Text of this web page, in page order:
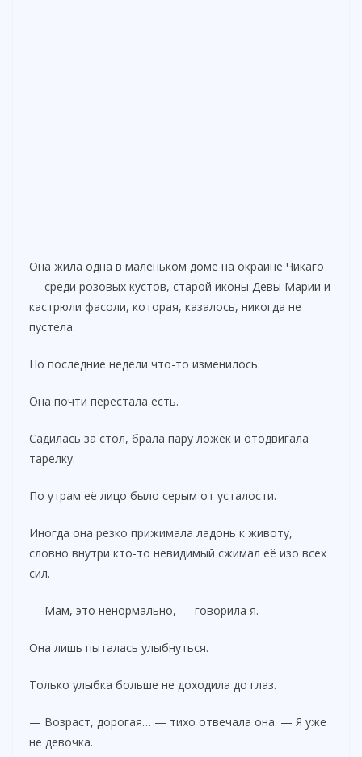
Она жила одна в маленьком доме на окраине Чикаго
— среди розовых кустов, старой иконы Девы Марии и
кастрюли фасоли, которая, казалось, никогда не
пустела.
Но последние недели что-то изменилось.
Она почти перестала есть.
Садилась за стол, брала пару ложек и отодвигала
тарелку.
По утрам её лицо было серым от усталости.
Иногда она резко прижимала ладонь к животу,
словно внутри кто-то невидимый сжимал её изо всех
сил.
— Мам, это ненормально, — говорила я.
Она лишь пыталась улыбнуться.
Только улыбка больше не доходила до глаз.
— Возраст, дорогая… — тихо отвечала она. — Я уже
не девочка.